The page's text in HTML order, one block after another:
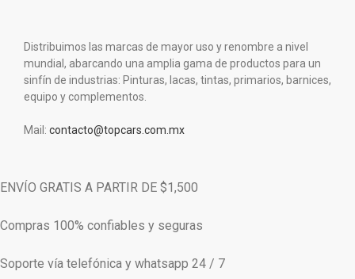
Distribuimos las marcas de mayor uso y renombre a nivel
mundial, abarcando una amplia gama de productos para un
sinfín de industrias: Pinturas, lacas, tintas, primarios, barnices,
equipo y complementos.
Mail: contacto@topcars.com.mx
ENVÍO GRATIS A PARTIR DE $1,500
Compras 100% confiables y seguras
Soporte vía telefónica y whatsapp 24 / 7